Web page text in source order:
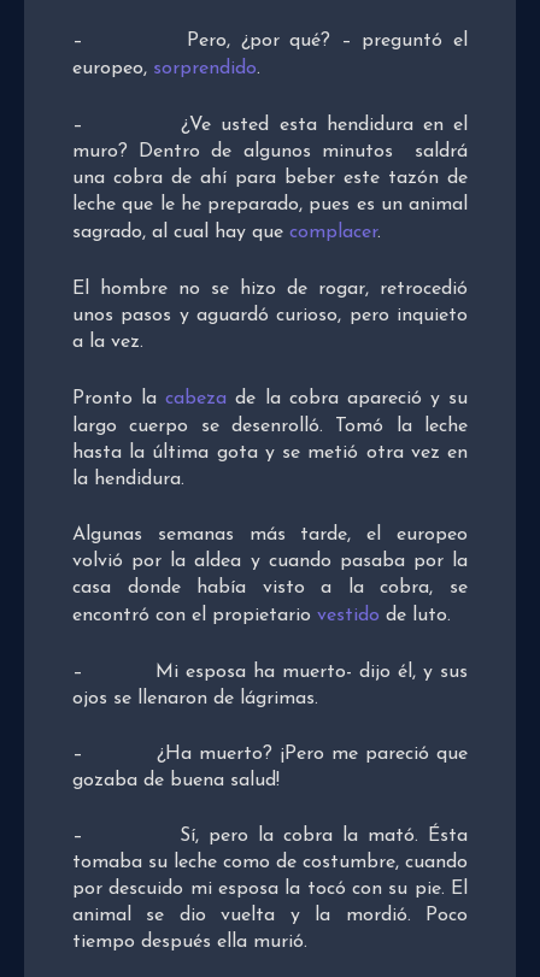
– Pero, ¿por qué? – preguntó el
europeo, sorprendido.
– ¿Ve usted esta hendidura en el
muro? Dentro de algunos minutos saldrá
una cobra de ahí para beber este tazón de
leche que le he preparado, pues es un animal
sagrado, al cual hay que complacer.
El hombre no se hizo de rogar, retrocedió
unos pasos y aguardó curioso, pero inquieto
a la vez.
Pronto lacabeza de la cobra apareció y su
largo cuerpo se desenrolló. Tomó la leche
hasta la última gota y se metió otra vez en
la hendidura.
Algunas semanas más tarde, el europeo
volvió por la aldea y cuando pasaba por la
casa donde había visto a la cobra, se
encontró con el propietario vestido de luto.
– Mi esposa ha muerto- dijo él, y sus
ojos se llenaron de lágrimas.
– ¿Ha muerto? ¡Pero me pareció que
gozaba de buena salud!
– Sí, pero la cobra la mató. Ésta
tomaba su leche como de costumbre, cuando
por descuido mi esposa la tocó con su pie. El
animal se dio vuelta y la mordió. Poco
tiempo después ella murió.